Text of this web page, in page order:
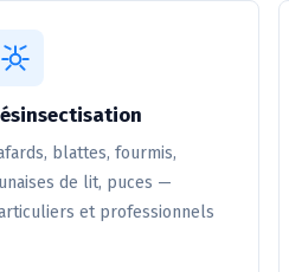
blattes, fourmis,
de lit, puces —
et professionnels